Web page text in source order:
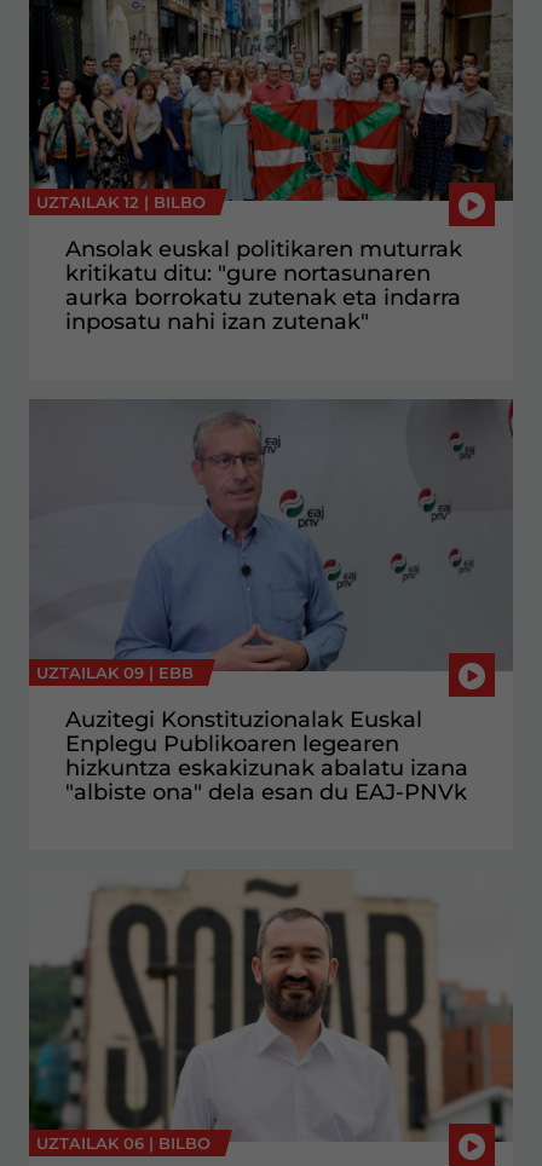
UZTAILAK 12 | BILBO
Ansolak euskal politikaren muturrak
kritikatu ditu: "gure nortasunaren
aurka borrokatu zutenak eta indarra
inposatu nahi izan zutenak"
UZTAILAK 09 | EBB
Auzitegi Konstituzionalak Euskal
Enplegu Publikoaren legearen
hizkuntza eskakizunak abalatu izana
"albiste ona" dela esan du EAJ-PNVk
UZTAILAK 06 | BILBO